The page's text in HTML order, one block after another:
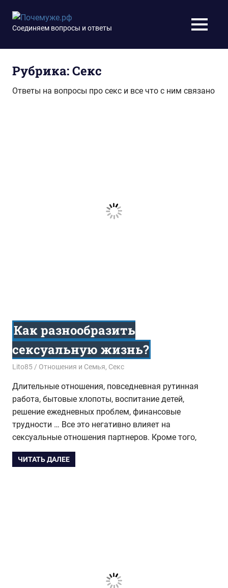
содержимому
Почемуже.рф
Соединяем вопросы и ответы МЕНЮ
Рубрика:Секс
Ответы на вопросы про секс и все что с ним связано
Как разнообразить
сексуальную жизнь?
31.05.2020
Lito85 Отношения и Семья, Секс
Длительные отношения, повседневная рутинная
работа, бытовые хлопоты, воспитание детей,
решение ежедневных проблем, финансовые
трудности … Все это негативно влияет на
сексуальные отношения партнеров. Кроме того,
ЧИТАТЬ ДАЛЕЕ